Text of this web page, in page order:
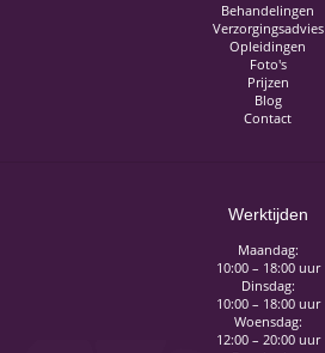
Behandelingen
Verzorgingsadvies
Opleidingen
Foto's
Prijzen
Blog
Contact
Werktijden
Maandag:
10:00 – 18:00 uur
Dinsdag:
10:00 – 18:00 uur
Woensdag:
12:00 – 20:00 uur